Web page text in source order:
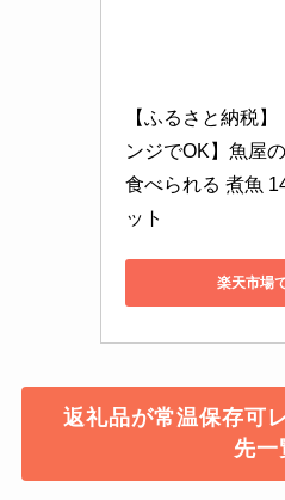
【ふるさと納税
ンジでOK】魚屋
食べられる 煮魚
ット
楽天市場
返礼品が常温保存可
先一